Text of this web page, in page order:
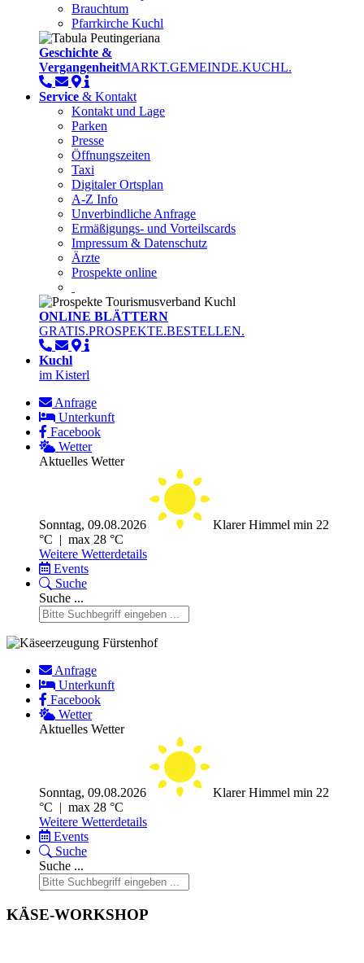
Brauchtum
Pfarrkirche Kuchl
Geschichte &
VergangenheitMARKT.GEMEINDE.KUCHL.
Service & Kontakt
Kontakt und Lage
Parken
Presse
Öffnungszeiten
Taxi
Digitaler Ortsplan
A-Z Info
Unverbindliche Anfrage
Ermäßigungs- und Vorteilscards
Impressum & Datenschutz
Ärzte
Prospekte online
ONLINE BLÄTTERN
GRATIS.PROSPEKTE.BESTELLEN.
Kuchl
im Kisterl
Anfrage
Unterkunft
Facebook
Wetter
Aktuelles Wetter
Sonntag, 09.08.2026 Klarer Himmel min 22
°C | max 28 °C
Weitere Wetterdetails
Events
Suche
Suche ...
Anfrage
Unterkunft
Facebook
Wetter
Aktuelles Wetter
Sonntag, 09.08.2026 Klarer Himmel min 22
°C | max 28 °C
Weitere Wetterdetails
Events
Suche
Suche ...
KÄSE-WORKSHOP